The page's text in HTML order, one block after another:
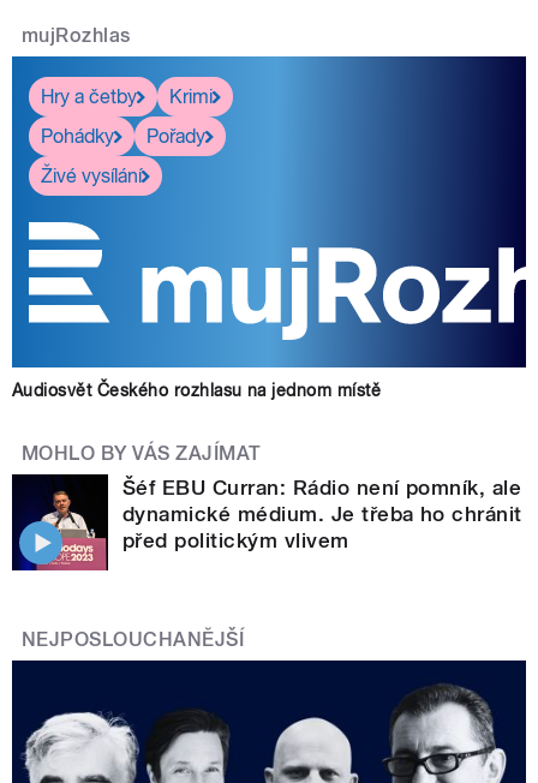
mujRozhlas
Hry a četby
Krimi
Pohádky
Pořady
Živé vysílání
Audiosvět Českého rozhlasu na jednom místě
MOHLO BY VÁS ZAJÍMAT
Šéf EBU Curran: Rádio není pomník, ale
dynamické médium. Je třeba ho chránit
před politickým vlivem
NEJPOSLOUCHANĚJŠÍ